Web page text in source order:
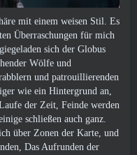
mit einem weisen Stil. Es
Überraschungen für mich
sich der Globus
Wölfe und
und patrouillierenden
wie ein Hintergrund an,
der Zeit, Feinde werden
schließen auch ganz.
über Zonen der Karte, und
Das Aufrunden der